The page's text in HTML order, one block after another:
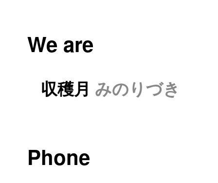
We are
収穫月 みのりづき
Phone